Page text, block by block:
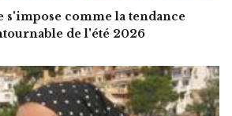
comme la tendance
de l'été 2026